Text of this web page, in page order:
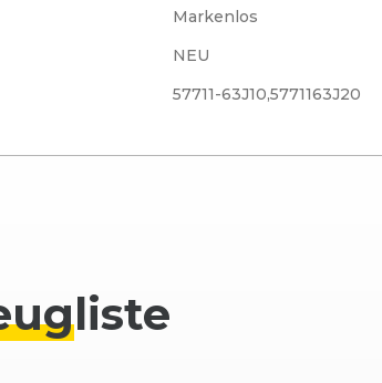
Markenlos
NEU
57711-63J10,5771163J20
liste